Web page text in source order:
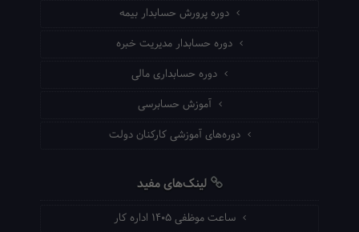
دوره پرورش حسابدار بیمه
دوره حسابدار مدیریت خبره
دوره حسابداری مالی
آموزش حسابرسی
دوره‌های آموزشی کارکنان دولت
لینک‌های مفید
ساعت موظفی ۱۴۰۵ اداره کار